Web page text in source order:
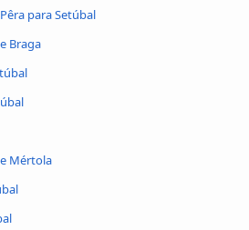
para Setúbal
Braga
Mértola